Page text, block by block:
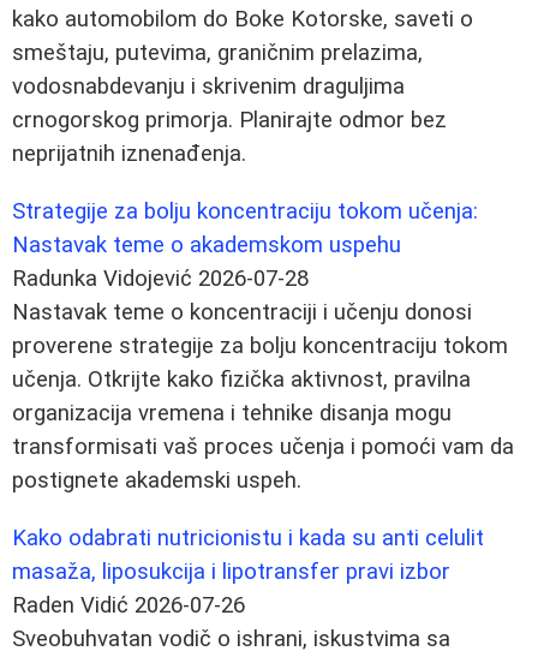
kako automobilom do Boke Kotorske, saveti o
smeštaju, putevima, graničnim prelazima,
vodosnabdevanju i skrivenim draguljima
crnogorskog primorja. Planirajte odmor bez
neprijatnih iznenađenja.
Strategije za bolju koncentraciju tokom učenja:
Nastavak teme o akademskom uspehu
Radunka Vidojević 2026-07-28
Nastavak teme o koncentraciji i učenju donosi
proverene strategije za bolju koncentraciju tokom
učenja. Otkrijte kako fizička aktivnost, pravilna
organizacija vremena i tehnike disanja mogu
transformisati vaš proces učenja i pomoći vam da
postignete akademski uspeh.
Kako odabrati nutricionistu i kada su anti celulit
masaža, liposukcija i lipotransfer pravi izbor
Raden Vidić 2026-07-26
Sveobuhvatan vodič o ishrani, iskustvima sa